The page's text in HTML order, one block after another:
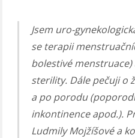
Jsem uro-
se terapii
bolestivé
sterility. Dále pečuji o
a po porodu
inkontinence apod.).
Ludmily Mojžíšové a